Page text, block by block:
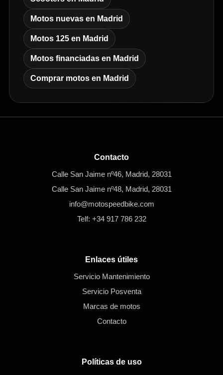
Motos nuevas en Madrid
Motos 125 en Madrid
Motos financiadas en Madrid
Comprar motos en Madrid
Contacto
Calle San Jaime nº46, Madrid, 28031
Calle San Jaime nº48, Madrid, 28031
info@motospeedbike.com
Telf: +34 917 786 232
Enlaces útiles
Servicio Mantenimiento
Servicio Posventa
Marcas de motos
Contacto
Políticas de uso